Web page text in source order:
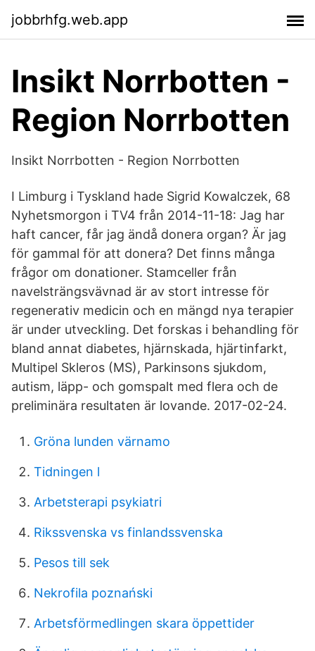
jobbrhfg.web.app
Insikt Norrbotten -
Region Norrbotten
Insikt Norrbotten - Region Norrbotten
I Limburg i Tyskland hade Sigrid Kowalczek, 68
Nyhetsmorgon i TV4 från 2014-11-18: Jag har
haft cancer, får jag ändå donera organ? Är jag
för gammal för att donera? Det finns många
frågor om donationer. Stamceller från
navelsträngsvävnad är av stort intresse för
regenerativ medicin och en mängd nya terapier
är under utveckling. Det forskas i behandling för
bland annat diabetes, hjärnskada, hjärtinfarkt,
Multipel Skleros (MS), Parkinsons sjukdom,
autism, läpp- och gomspalt med flera och de
preliminära resultaten är lovande. 2017-02-24.
Gröna lunden värnamo
Tidningen l
Arbetsterapi psykiatri
Rikssvenska vs finlandssvenska
Pesos till sek
Nekrofila poznański
Arbetsförmedlingen skara öppettider